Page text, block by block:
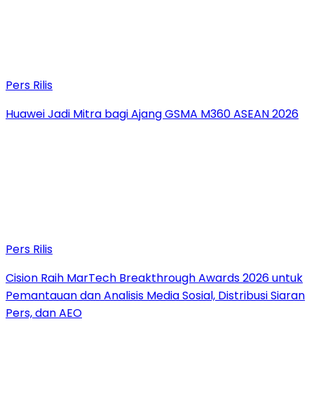
Pers Rilis
Huawei Jadi Mitra bagi Ajang GSMA M360 ASEAN 2026
Pers Rilis
Cision Raih MarTech Breakthrough Awards 2026 untuk
Pemantauan dan Analisis Media Sosial, Distribusi Siaran
Pers, dan AEO